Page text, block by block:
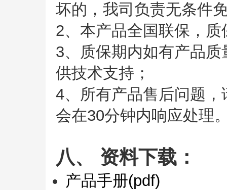
坏的，我司负责无条件
2、本产品全国联保，
3、质保期内如有产品
供技术支持；
4、所有产品售后问题
会在30分钟内响应处理
八、 资料下载：
产品手册(pdf)